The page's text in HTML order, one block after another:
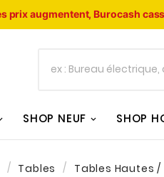
prix augmentent, Burocash
SHOP NEUF SHOP
Tables Tables Hautes